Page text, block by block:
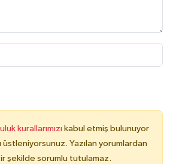
kurallarımızı kabul etmiş bulunuyor
Yazılan yorumlardan
şekilde sorumlu tutulamaz.